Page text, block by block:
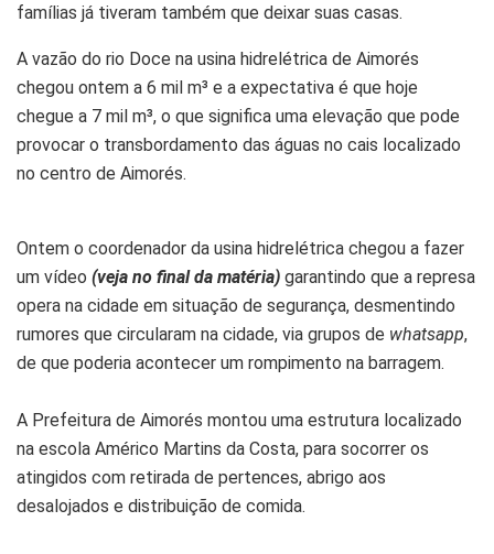
famílias já tiveram também que deixar suas casas.
A vazão do rio Doce na usina hidrelétrica de Aimorés
chegou ontem a 6 mil m³ e a expectativa é que hoje
chegue a 7 mil m³, o que significa uma elevação que pode
provocar o transbordamento das águas no cais localizado
no centro de Aimorés.
Ontem o coordenador da usina hidrelétrica chegou a fazer
um vídeo (veja no final da matéria) garantindo que a represa
opera na cidade em situação de segurança, desmentindo
rumores que circularam na cidade, via grupos de whatsapp,
de que poderia acontecer um rompimento na barragem.
A Prefeitura de Aimorés montou uma estrutura localizado
na escola Américo Martins da Costa, para socorrer os
atingidos com retirada de pertences, abrigo aos
desalojados e distribuição de comida.